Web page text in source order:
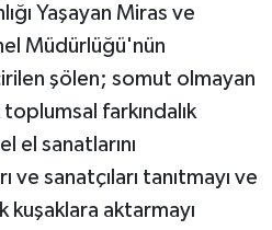
Yaşayan Miras ve
Müdürlüğü'nün
şölen; somut olmayan
farkındalık
el sanatlarını
sanatçıları tanıtmayı ve
kuşaklara aktarmayı